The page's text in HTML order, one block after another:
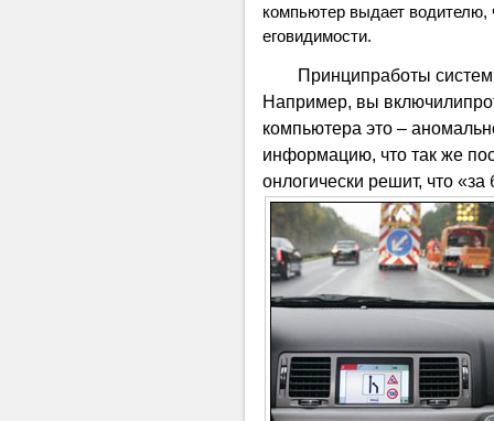
компьютер выдает водителю,
еговидимости.
Принципработы
Например, вы
компьютера это –
информацию, что так же
онлогически решит, что